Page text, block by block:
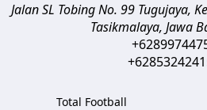
Jalan SL Tobing No. 99 Tugujaya,
Tasikmalaya, Jawa
Total Football